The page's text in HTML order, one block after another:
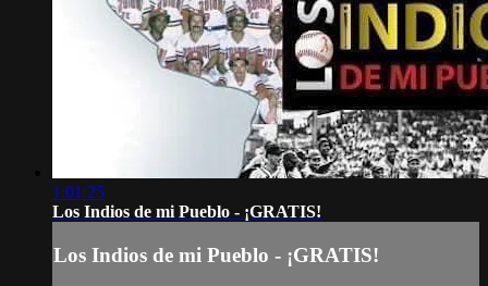
1:01:25
Los Indios de mi Pueblo - ¡GRATIS!
Los Indios de mi Pueblo - ¡GRATIS!